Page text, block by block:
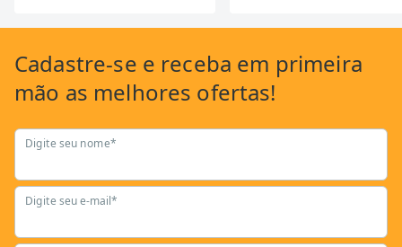
Cadastre-se e receba em primeira
mão as melhores ofertas!
Digite seu nome*
Digite seu e-mail*